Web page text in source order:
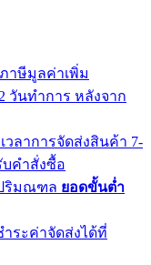
าษีมูลค่าเพิ่ม
วันทำการ หลังจาก
วลาการจัดส่งสินค้า 7-
บคำสั่งซื้อ
ปริมณฑล ยอดขั้นต่ำ
ระค่าจัดส่งได้ที่